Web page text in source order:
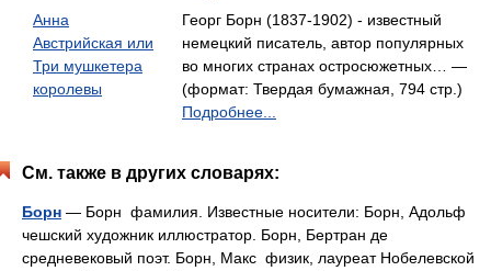
Анна
Австрийская или
Три мушкетера
королевы
Георг Борн (1837-1902) - известный
немецкий писатель, автор популярных
во многих странах остросюжетных… —
(формат: Твердая бумажная, 794 стр.)
Подробнее...
См. также в других словарях:
Борн — Борн фамилия. Известные носители: Борн, Адольф
чешский художник иллюстратор. Борн, Бертран де
средневековый поэт. Борн, Макс физик, лауреат Нобелевской